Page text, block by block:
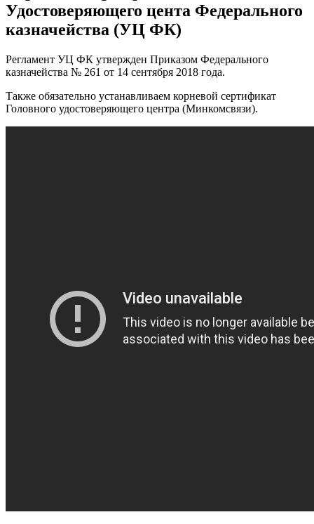
Удостоверяющего цента Федерального
казначейства (УЦ ФК)
Регламент УЦ ФК утвержден Приказом Федерального
казначейства № 261 от 14 сентября 2018 года.
Также обязательно устанавливаем корневой сертификат
Головного удостоверяющего центра (Минкомсвязи).